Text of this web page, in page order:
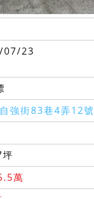
07/23
自強街83巷4弄12號
萬